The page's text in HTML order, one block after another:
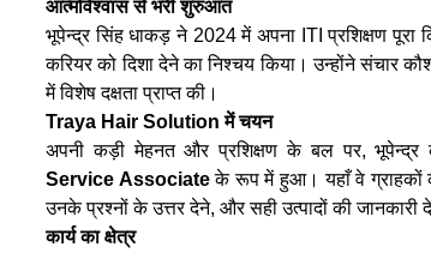
आत्मविश्वास से भरी शुरुआत
भूपेन्द्र सिंह धाकड़ ने 2024 में अपना ITI प्रशिक्षण
करियर को दिशा देने का निश्चय किया। उन्होंने
में विशेष दक्षता प्राप्त की।
Traya Hair Solution में चयन
अपनी कड़ी मेहनत और प्रशिक्षण के बल पर, भूपेन्द्र
Service Associateके रूप में हुआ। यहाँ वे ग्राहकों
उनके प्रश्नों के उत्तर देने, और सही उत्पादों की जानकारी
कार्य का क्षेत्र